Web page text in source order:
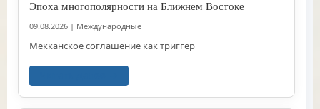
Эпоха многополярности на Ближнем Востоке
09.08.2026 | Международные
Мекканское соглашение как триггер